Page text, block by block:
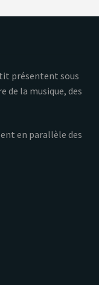
présentent sous
de la musique, des
en parallèle des